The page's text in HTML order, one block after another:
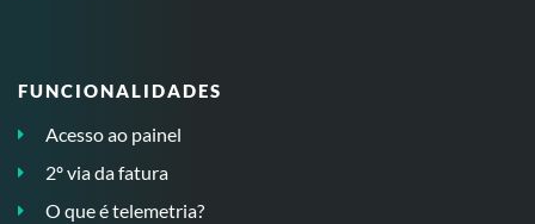
FUNCIONALIDADES
Acesso ao painel
2º via da fatura
O que é telemetria?